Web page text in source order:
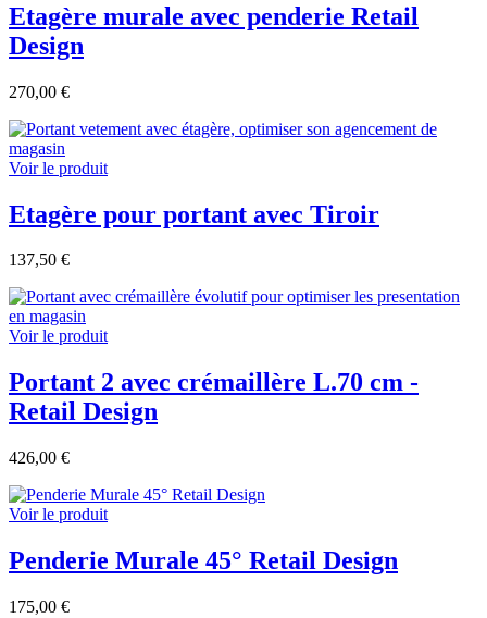
Etagère murale avec penderie Retail
Design
270,00 €
Voir le produit
Etagère pour portant avec Tiroir
137,50 €
Voir le produit
Portant 2 avec crémaillère L.70 cm -
Retail Design
426,00 €
Voir le produit
Penderie Murale 45° Retail Design
175,00 €